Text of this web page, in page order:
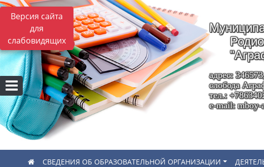
Версия сайта
для
слабовидящих
адрес:
слобода
тел.:
e-mail: mboy-
СВЕДЕНИЯ ОБ ОБРАЗОВАТЕЛЬНОЙ ОРГАНИЗАЦИИ